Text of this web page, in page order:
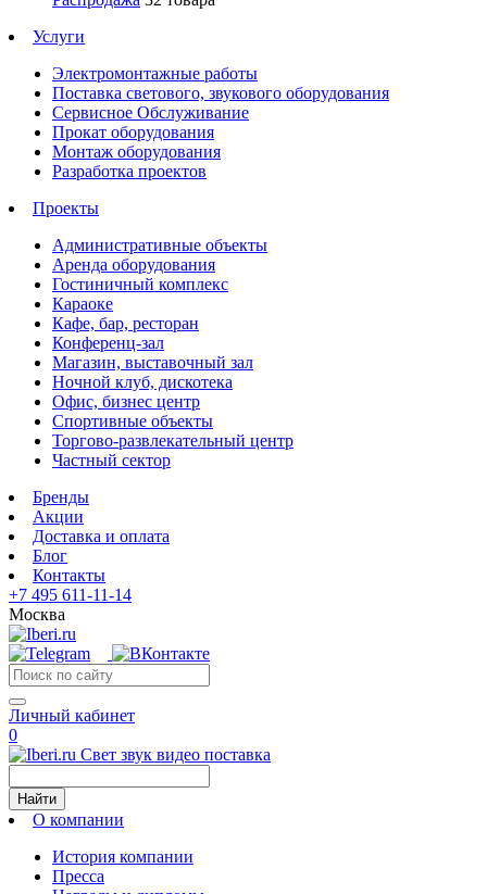
Услуги
Электромонтажные работы
Поставка светового, звукового оборудования
Сервисное Обслуживание
Прокат оборудования
Монтаж оборудования
Разработка проектов
Проекты
Административные объекты
Аренда оборудования
Гостиничный комплекс
Караоке
Кафе, бар, ресторан
Конференц-зал
Магазин, выставочный зал
Ночной клуб, дискотека
Офис, бизнес центр
Спортивные объекты
Торгово-развлекательный центр
Частный сектор
Бренды
Акции
Доставка и оплата
Блог
Контакты
+7 495 611-11-14
Москва
Личный кабинет
0
Свет звук видео поставка
Найти
О компании
История компании
Пресса